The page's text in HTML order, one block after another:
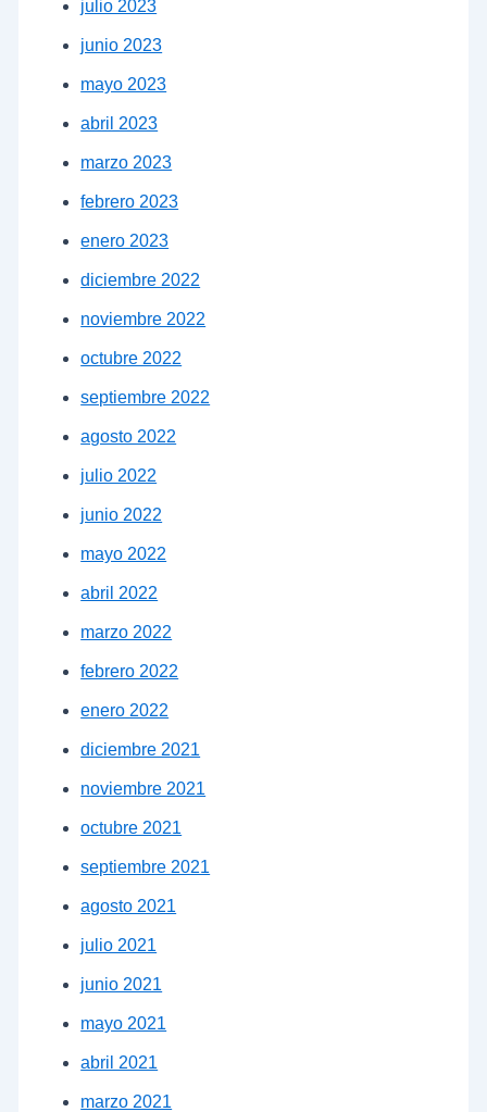
julio 2023
junio 2023
mayo 2023
abril 2023
marzo 2023
febrero 2023
enero 2023
diciembre 2022
noviembre 2022
octubre 2022
septiembre 2022
agosto 2022
julio 2022
junio 2022
mayo 2022
abril 2022
marzo 2022
febrero 2022
enero 2022
diciembre 2021
noviembre 2021
octubre 2021
septiembre 2021
agosto 2021
julio 2021
junio 2021
mayo 2021
abril 2021
marzo 2021